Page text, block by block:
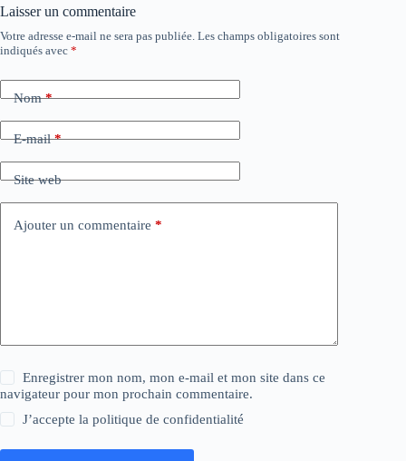
Laisser un commentaire
Votre adresse e-mail ne sera pas publiée. Les champs obligatoires sont
indiqués avec *
Nom*
E-mail*
Site web
Ajouter un commentaire *
Enregistrer mon nom, mon e-mail et mon site dans ce
navigateur pour mon prochain commentaire.
J’accepte lapolitique de confidentialité